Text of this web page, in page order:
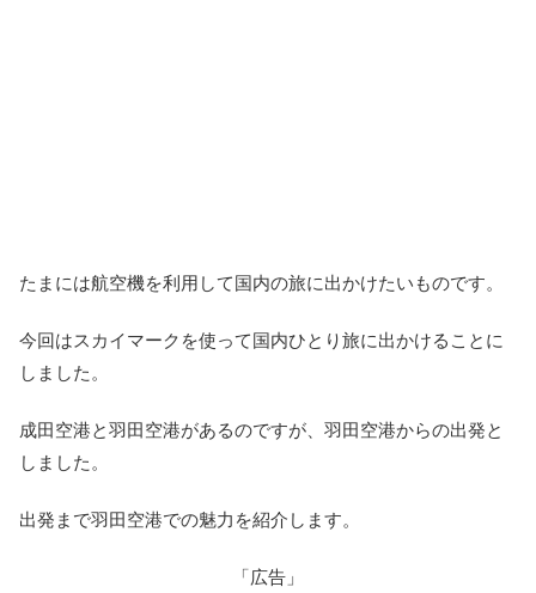
たまには航空機を利用して国内の旅に出かけたいものです。
今回はスカイマークを使って国内ひとり旅に出かけることに
しました。
成田空港と羽田空港があるのですが、羽田空港からの出発と
しました。
出発まで羽田空港での魅力を紹介します。
「広告」